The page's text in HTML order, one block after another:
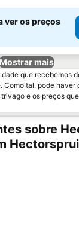
ver os preços
mais
que recebemos
Como tal, pode haver
e os preços
sobre